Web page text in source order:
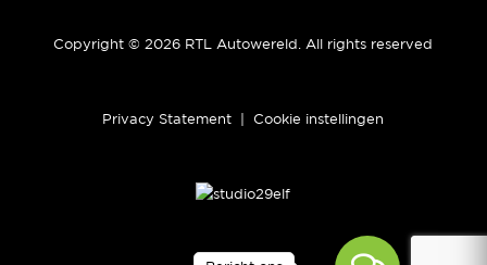
Copyright © 2026 RTL Autowereld. All rights reserved
Privacy Statement Cookie instellingen